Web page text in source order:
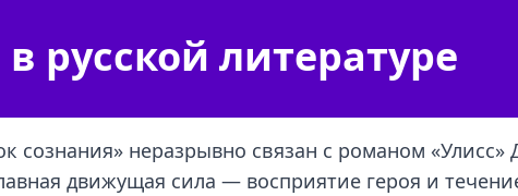
русской литературе
сознания» неразрывно связан с романом
движущая сила — восприятие героя и